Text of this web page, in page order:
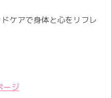
ケアで身体と心をリフレ
ージ